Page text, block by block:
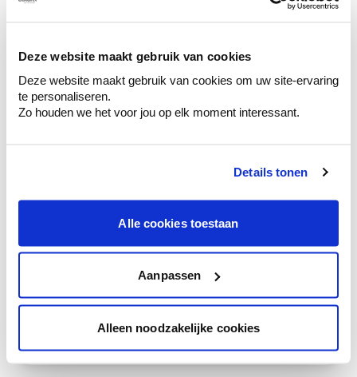
Deze website maakt gebruik van cookies
Deze website maakt gebruik van cookies om uw site-ervaring
te personaliseren.
Zo houden we het voor jou op elk moment interessant.
Details tonen
Alle cookies toestaan
Aanpassen
Alleen noodzakelijke cookies
Découvrez des échantillons de votre
Voyez les nuances assorties pour affiner
Obtenez des conseils personnalisés sur la
combinaison de couleurs.
Faites le tour de vos pièces avec l'expert
Obtenez un conseil couleur en fonction de
l'éclairage et de votre mobilier.